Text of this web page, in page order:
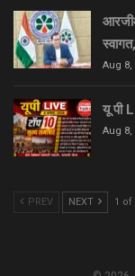
Aug 8,
यू पी
Aug 8,
PREV NEXT 1 of